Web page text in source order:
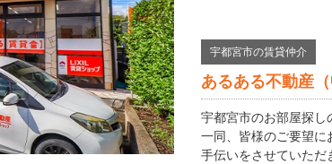
宇都宮市の賃貸仲介
あるある不動産
宇都宮市のお部屋探し
一同、皆様のご要望に
手伝いをさせていただ